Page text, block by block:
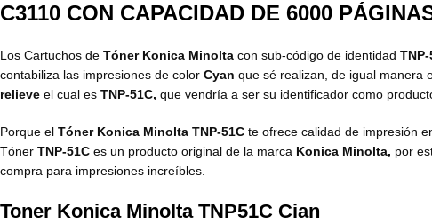
C3110 CON CAPACIDAD DE 6000
Los Cartuchos de Tóner Konica Minolta con sub-código de identidad TNP-
contabiliza las impresiones de color Cyan que sé realizan, de igual manera
relieve el cual es TNP-51C, que vendría a ser su identificador como
Porque el Tóner Konica Minolta TNP-51C te ofrece calidad de impresión
Tóner TNP-51C es un producto original de la marca Konica Minolta, por
compra para impresiones increíbles.
Toner Konica Minolta TNP51C Cian